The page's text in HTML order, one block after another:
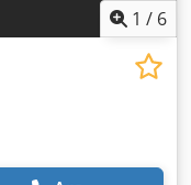
1 / 6